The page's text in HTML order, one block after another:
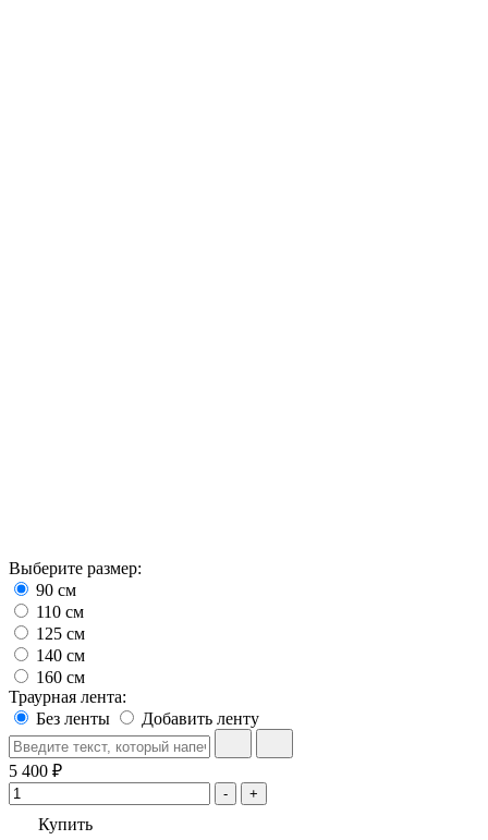
Выберите размер:
90 см
110 см
125 см
140 см
160 см
Траурная лента:
Без ленты
Добавить ленту
5 400 ₽
- +
Купить